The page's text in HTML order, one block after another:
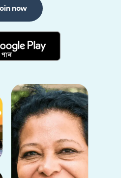
now